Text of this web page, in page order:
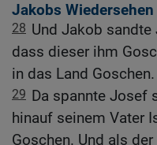
Jakobs
28 Und Jakob
dass dieser ihm
in das Land Goschen.
29 Da spannte Josef
hinauf seinem Vater
Goschen. Und als